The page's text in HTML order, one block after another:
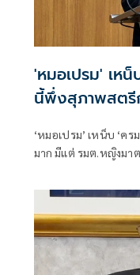
'หมอเปรม' เห
นี้พึ่งสุภาพสต
มาตอบกระทู้
‘หมอเปรม’ เหน็บ ‘ค
มาก มีแต่ รมต.หญิงมา
ถาม ’นายกฯ‘ ไม่กำชับ